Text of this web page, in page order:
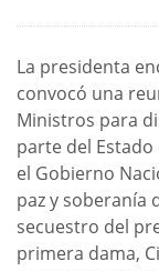
La presidenta
convocó una
Ministros para
parte del
el Gobierno
paz y soberanía
secuestro del
primera dama,